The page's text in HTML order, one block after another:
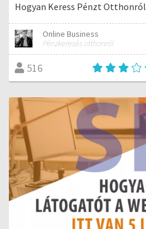
Hogyan Keress Pénzt Otthonról
Online Business
Pénzkeresés otthonról
516